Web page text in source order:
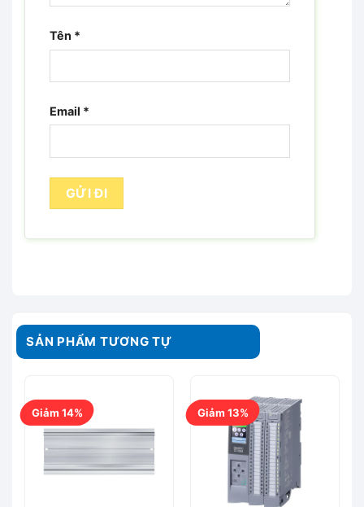
Tên *
Email *
SẢN PHẨM TƯƠNG TỰ
Giảm 14% Giảm 13%